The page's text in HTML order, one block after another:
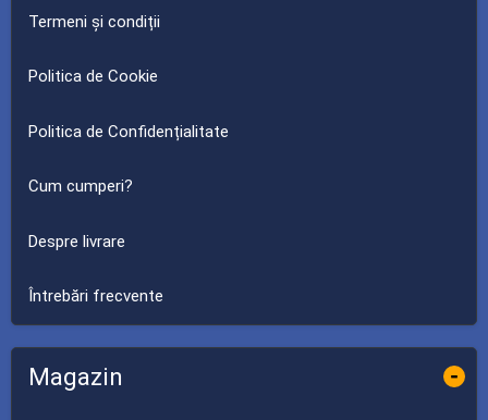
Termeni și condiții
Politica de Cookie
Politica de Confidențialitate
Cum cumperi?
Despre livrare
Întrebări frecvente
Magazin -